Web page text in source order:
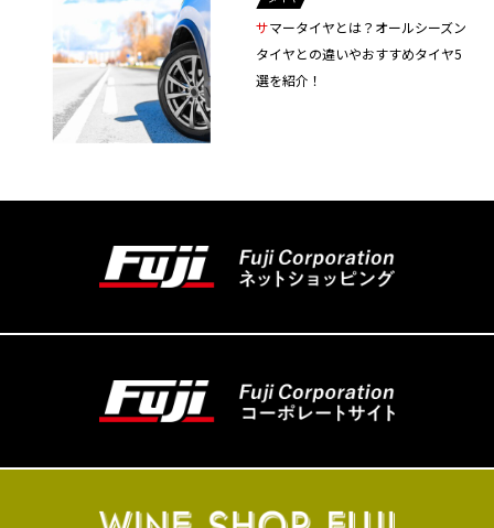
サマータイヤとは？オールシーズン
タイヤとの違いやおすすめタイヤ5
選を紹介！